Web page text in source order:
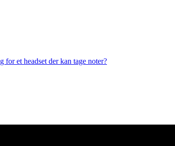
et headset der kan tage noter?